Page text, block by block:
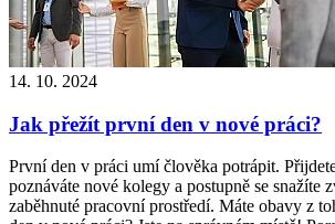
14. 10. 2024
Jak přežít první den v nové práci?
První den v práci umí člověka potrápit.
poznáváte nové kolegy a postupně se snažíte
zaběhnuté pracovní prostředí. Máte obavy z